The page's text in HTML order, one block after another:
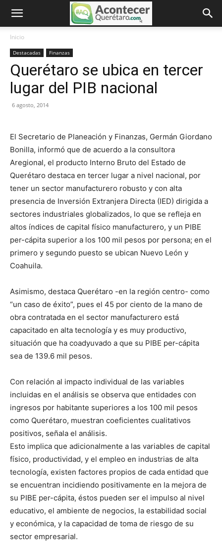
Inicio
Destacadas Finanzas
Querétaro se ubica en tercer
lugar del PIB nacional
6 agosto, 2014
El Secretario de Planeación y Finanzas, Germán Giordano
Bonilla, informó que de acuerdo a la consultora
Aregional, el producto Interno Bruto del Estado de
Querétaro destaca en tercer lugar a nivel nacional, por
tener un sector manufacturero robusto y con alta
presencia de Inversión Extranjera Directa (IED) dirigida a
sectores industriales globalizados, lo que se refleja en
altos índices de capital físico manufacturero, y un PIBE
per-cápita superior a los 100 mil pesos por persona; en el
primero y segundo puesto se ubican Nuevo León y
Coahuila.
Asimismo, destaca Querétaro -en la región centro- como
“un caso de éxito”, pues el 45 por ciento de la mano de
obra contratada en el sector manufacturero está
capacitado en alta tecnología y es muy productivo,
situación que ha coadyuvado a que su PIBE per-cápita
sea de 139.6 mil pesos.
Con relación al impacto individual de las variables
incluidas en el análisis se observa que entidades con
ingresos por habitante superiores a los 100 mil pesos
como Querétaro, muestran coeficientes cualitativos
positivos, señala el análisis.
Esto implica que adicionalmente a las variables de capital
físico, productividad, y el empleo en industrias de alta
tecnología, existen factores propios de cada entidad que
se encuentran incidiendo positivamente en la mejora de
su PIBE per-cápita, éstos pueden ser el impulso al nivel
educativo, el ambiente de negocios, la estabilidad social
y económica, y la capacidad de toma de riesgo de su
sector empresarial.